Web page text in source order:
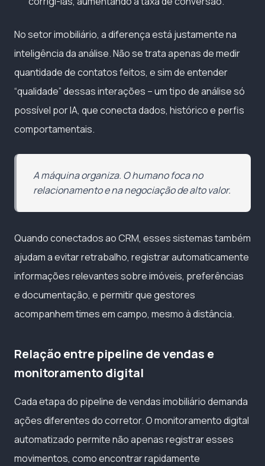
No setor imobiliário, a diferença está justamente na
inteligência da análise. Não se trata apenas de medir
quantidade de contatos feitos, e sim de entender
“qualidade” dessas interações – um tipo de análise só
possível por IA, que conecta dados, histórico e perfis
comportamentais.
A máquina organiza. O humano foca no
relacionamento e na negociação de alto valor.
Quando conectados ao CRM, esses sistemas também
ajudam a evitar retrabalho, registrar automaticamente
informações relevantes sobre imóveis, preferências
e documentação, e permitir que gestores
acompanhem times em campo, mesmo à distância.
Relação entre pipeline de vendas e
monitoramento digital
Cada etapa do pipeline de vendas imobiliário demanda
ações diferentes do corretor. O monitoramento digital
automatizado permite não apenas registrar esses
movimentos, como encontrar rapidamente